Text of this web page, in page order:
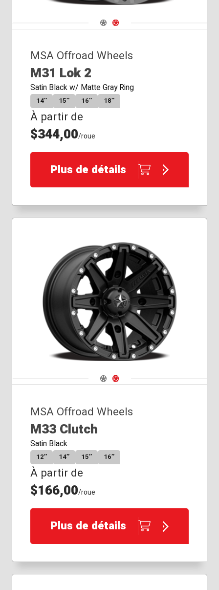
Navigate 1
Navigate 2
MSA Offroad Wheels
M31 Lok 2
Satin Black w/ Matte Gray Ring
14″ 15″ 16″ 18″
À partir de
$344,00/roue
Plus de détails
Navigate 1
Navigate 2
MSA Offroad Wheels
M33 Clutch
Satin Black
12″ 14″ 15″ 16″
À partir de
$166,00/roue
Plus de détails